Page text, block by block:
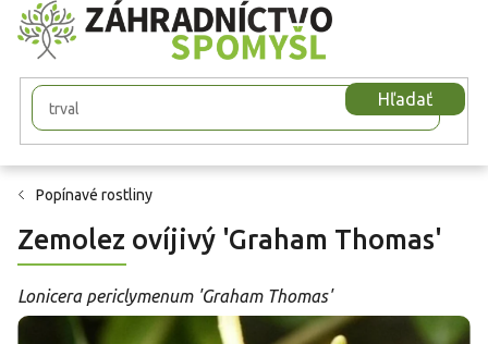
Prejsť
na
obsah
Hľadať
Popínavé rostliny
Zemolez ovíjivý 'Graham Thomas'
Lonicera periclymenum 'Graham Thomas'